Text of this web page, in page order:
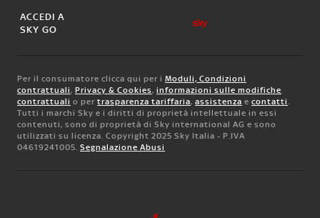
ACCEDI A
SKY GO
Per il consumatore clicca qui per i Moduli, Condizioni
contrattuali, Privacy & Cookies, informazioni sulle modifiche
contrattuali o per trasparenza tariffaria, assistenza e contatti.
Tutti i marchi Sky e i diritti di proprietà intellettuale in essi
contenuti, sono di proprietà di Sky international AG e sono
utilizzati su licenza. Copyright 2025 Sky Italia - P.IVA
04619241005. Segnalazione Abusi